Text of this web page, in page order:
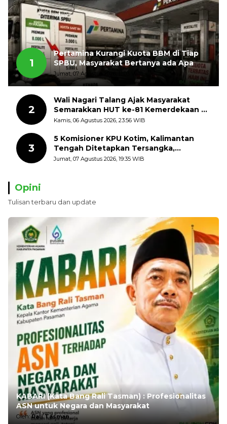
1
Pertamina Kurangi Kuota BBM di Tiap
SPBU, Masyarakat Bertanya ada Apa
Jumat, 07 Agustus 2026, 11:03 WIB
2
Wali Nagari Talang Ajak Masyarakat
Semarakkan HUT ke-81 Kemerdekaan RI
dengan Mengibarkan Bendera Merah
Kamis, 06 Agustus 2026, 23:56 WIB
3
5 Komisioner KPU Kotim, Kalimantan
Tengah Ditetapkan Tersangka,
Kerugian Negara ditaksir 10 Milyard
Jumat, 07 Agustus 2026, 19:35 WIB
Opini
Tulisan terbaru dan update
KABARI (Kata Bang Rali Tasman) : Profesionalitas
ASN untuk Negara dan Masyarakat
Oleh:Rali Tasman